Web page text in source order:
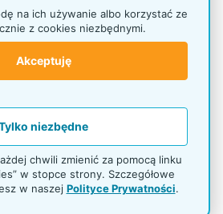
są kieszenie na
głębokość 4,5 cm.
stojaka.
wykorzystać
na ich używanie albo korzystać ze
z cookies niezbędnymi.
Akceptuję
niezbędne
chwili zmienić za pomocą linku
w stopce strony. Szczegółowe
w naszej Polityce Prywatności.